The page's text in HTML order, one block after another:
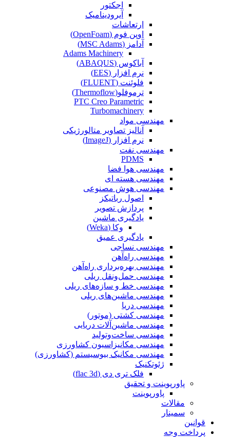
اجکتور
آیرودینامیک
ارتعاشات
اوپن فوم (OpenFoam)
آدامز (MSC Adams)
Adams Machinery
آباکوس (ABAQUS)
نرم افزار (EES)
فلوئنت (FLUENT)
ترموفلو(Thermoflow)
PTC Creo Parametric
Turbomachinery
مهندسی مواد
آنالیز تصاویر متالورژیکی
نرم افزار (ImageJ)
مهندسی نفت
PDMS
مهندسی هوا فضا
مهندسی هسته ای
مهندسی هوش مصنوعی
اصول رباتیکز
پردازش تصویر
یادگیری ماشین
وکا (Weka)
یادگیری عمیق
مهندسی نساجی
مهندسی راه‌آهن
مهندسی بهره‌برداری راه‌آهن
مهندسی حمل‌ونقل ریلی
مهندسی خط و سازه‌های ریلی
مهندسی ماشین‌های ریلی
مهندسی دریا
مهندسی کشتی (موتور)
مهندسی ماشین‌آلات دریایی
مهندسی ساخت‌وتولید
مهندسی مکانیزاسیون کشاورزی
مهندسی مکانیک بیوسیستم (کشاورزی)
ژئوتکنیک
فلک تری دی (flac 3d)
پاورپوینت و تحقیق
پاورپوینت
مقالات
سمینار
قوانین
پرداخت وجه